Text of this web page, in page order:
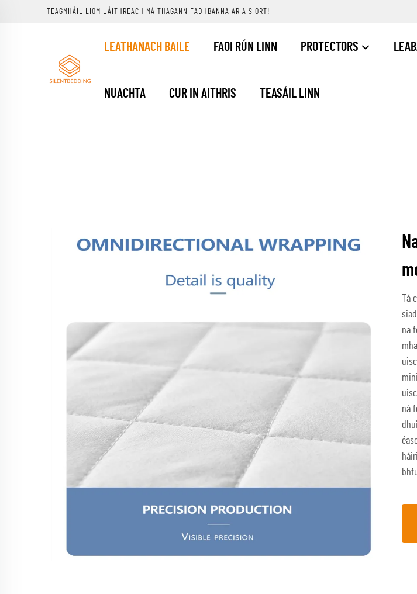
TEAGMHÁIL LIOM LÁITHREACH MÁ THAGANN FADHBANNA AR AIS ORT!
LEATHANACH BAILE FAOI RÚN LINN PROTECTORS
NUACHTA CUR IN AITHRIS TEASÁIL LINN
na
ná